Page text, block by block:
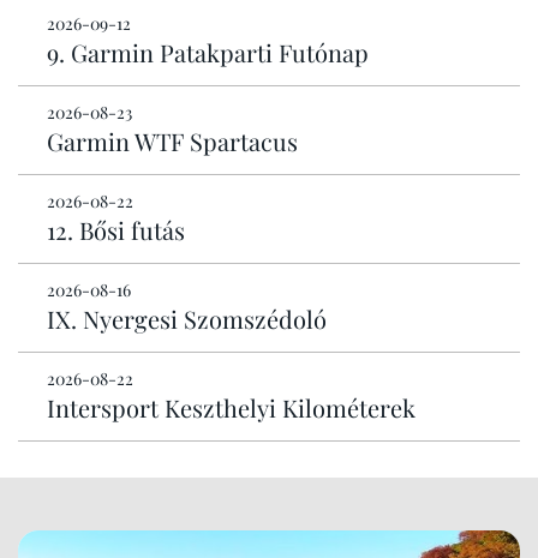
2026-09-12
9. Garmin Patakparti Futónap
2026-08-23
Garmin WTF Spartacus
2026-08-22
12. Bősi futás
2026-08-16
IX. Nyergesi Szomszédoló
2026-08-22
Intersport Keszthelyi Kilométerek